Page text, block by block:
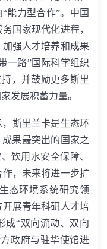
能力型合作”。中国
国家现代化进程，
强人才培养和成果
一路”国际科学组织
，并鼓励更多斯里
发展积蓄力量。
斯里兰卡是生态环
果最突出的国家之
、饮用水安全保障、
，未来将进一步扩
态环境系统研究领
展青年科研人才培
成“双向流动、双向
政府与驻华使馆进